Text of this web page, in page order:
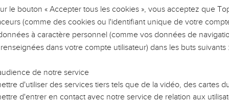
Rabba des fils d'Ammon, et il prit la ville royale.
à David, et dit : J'ai fait la guerre contre Rabba, et j'ai
le reste du peuple, et campe contre la ville et prends-la, de
le peuple, et marcha sur Rabba ; et il combattit contre elle, et
leur roi de dessus sa tête (et son poids était d'un talent d'or,
le bouton « Accepter tous les cookies », vous acceptez que
(comme des cookies ou l'identifiant unique de votre
à caractère personnel (comme vos données de
dans votre compte utilisateur) dans les buts suivants :
de notre service
d'utiliser des services tiers tels que de la vidéo, des cartes
d'entrer en contact avec notre service de relation aux